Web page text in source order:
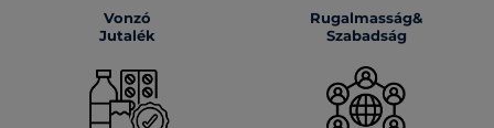
Vonzó
Jutalék
Rugalmasság&
Szabadság